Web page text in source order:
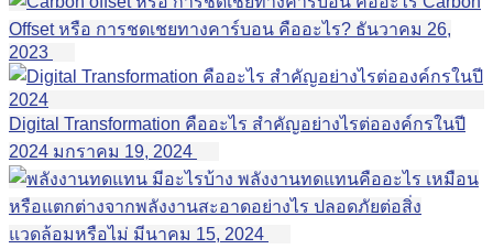
Offset หรือ การชดเชยทางคาร์บอน คืออะไร? ธันวาคม 26,
2023
Digital Transformation คืออะไร สำคัญอย่างไรต่อองค์กรในปี
2024 มกราคม 19, 2024
พลังงานทดแทนคืออะไร เหมือน
หรือแตกต่างจากพลังงานสะอาดอย่างไร ปลอดภัยต่อสิ่ง
แวดล้อมหรือไม่ มีนาคม 15, 2024